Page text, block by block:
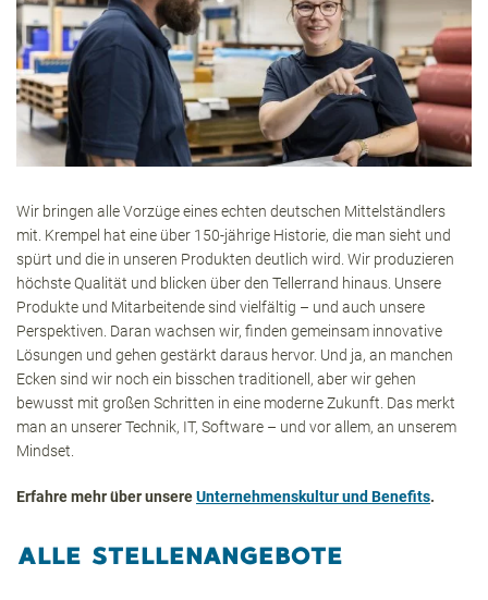
Wir bringen alle Vorzüge eines echten deutschen Mittelständlers
mit. Krempel hat eine über 150-jährige Historie, die man sieht und
spürt und die in unseren Produkten deutlich wird. Wir produzieren
höchste Qualität und blicken über den Tellerrand hinaus. Unsere
Produkte und Mitarbeitende sind vielfältig – und auch unsere
Perspektiven. Daran wachsen wir, finden gemeinsam innovative
Lösungen und gehen gestärkt daraus hervor. Und ja, an manchen
Ecken sind wir noch ein bisschen traditionell, aber wir gehen
bewusst mit großen Schritten in eine moderne Zukunft. Das merkt
man an unserer Technik, IT, Software – und vor allem, an unserem
Mindset.
Erfahre mehr über unsereUnternehmenskultur und Benefits.
ALLE STELLENANGEBOTE